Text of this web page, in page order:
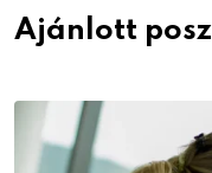
Ajánlott